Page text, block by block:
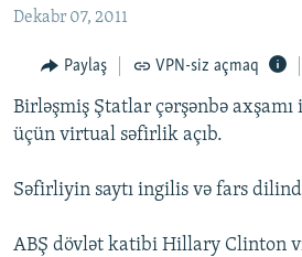
qayıt
#ƏSLINDƏ
FƏRQƏ BAX
QANUNI DOĞRU
ARAŞDIRMA
MULTIMEDIA
Dekabr 07, 2011
Paylaş VPN-siz açmaq
Birləşmiş Ştatlar çərşənbə
üçün virtual səfirlik açıb.
Səfirliyin saytı ingilis və fars
ABŞ dövlət katibi Hillary Clinton